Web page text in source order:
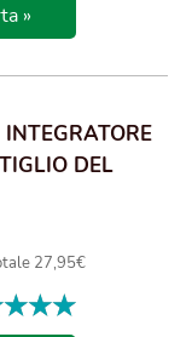
»
DEL
27,95€